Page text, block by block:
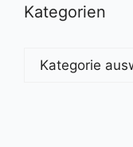
Kategorien
Kategorien